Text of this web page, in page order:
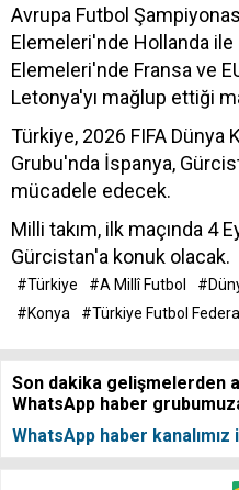
Avrupa Futbol
Elemeleri'nde Hollanda ile
Elemeleri'nde Fransa ve
Letonya'yı mağlup ettiği
Türkiye, 2026 FIFA Dünya
Grubu'nda İspanya,
mücadele edecek.
Milli takım, ilk maçında 4
Gürcistan'a konuk olacak.
#Türkiye #A Millî Futbol
#Konya
#Türkiye Futbol
Son dakika gelişmelerden
WhatsApp haber
WhatsApp haber kanalımız